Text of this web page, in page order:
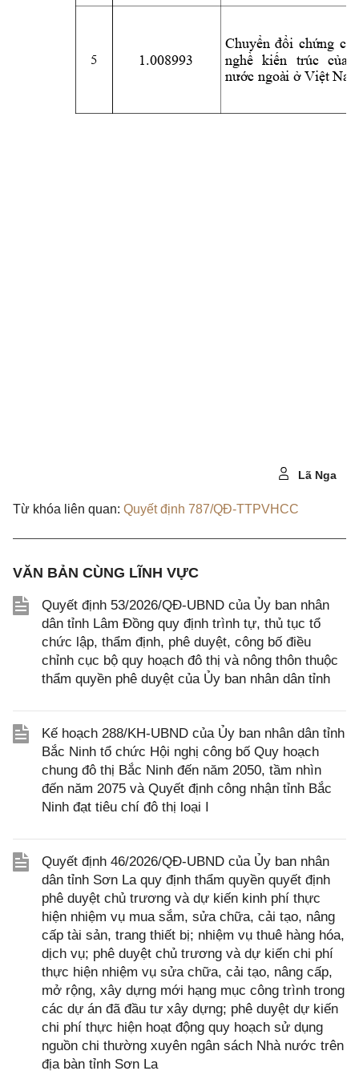
5 1.008993
Chuyển đổi chứng
nghề kiến trúc của
nước ngoài ở Việt Na
Lã Nga
Từ khóa liên quan: Quyết định 787/QĐ-TTPVHCC
VĂN BẢN CÙNG LĨNH VỰC
Quyết định 53/2026/QĐ-UBND của Ủy ban nhân
dân tỉnh Lâm Đồng quy định trình tự, thủ tục tổ
chức lập, thẩm định, phê duyệt, công bố điều
chỉnh cục bộ quy hoạch đô thị và nông thôn thuộc
thẩm quyền phê duyệt của Ủy ban nhân dân tỉnh
Kế hoạch 288/KH-UBND của Ủy ban nhân dân tỉnh
Bắc Ninh tổ chức Hội nghị công bố Quy hoạch
chung đô thị Bắc Ninh đến năm 2050, tầm nhìn
đến năm 2075 và Quyết định công nhận tỉnh Bắc
Ninh đạt tiêu chí đô thị loại I
Quyết định 46/2026/QĐ-UBND của Ủy ban nhân
dân tỉnh Sơn La quy định thẩm quyền quyết định
phê duyệt chủ trương và dự kiến kinh phí thực
hiện nhiệm vụ mua sắm, sửa chữa, cải tạo, nâng
cấp tài sản, trang thiết bị; nhiệm vụ thuê hàng hóa,
dịch vụ; phê duyệt chủ trương và dự kiến chi phí
thực hiện nhiệm vụ sửa chữa, cải tạo, nâng cấp,
mở rộng, xây dựng mới hạng mục công trình trong
các dự án đã đầu tư xây dựng; phê duyệt dự kiến
chi phí thực hiện hoạt động quy hoạch sử dụng
nguồn chi thường xuyên ngân sách Nhà nước trên
địa bàn tỉnh Sơn La